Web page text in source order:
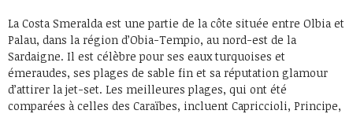
La Costa Smeralda est une partie de la côte située entre Olbia et
Palau, dans la région d’Obia-Tempio, au nord-est de la
Sardaigne. Il est célèbre pour ses eaux turquoises et
émeraudes, ses plages de sable fin et sa réputation glamour
d’attirer la jet-set. Les meilleures plages, qui ont été
comparées à celles des Caraïbes, incluent Capriccioli, Principe,